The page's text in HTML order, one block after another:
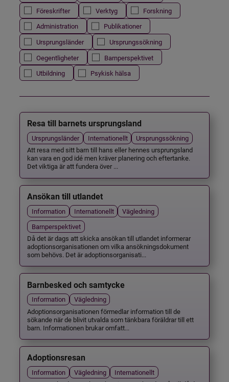
Föreskrifter
Verktyg
Forskning
Administration
Publikationer
Ursprungsländer
Ursprungssökning
Oegentligheter
Barnperspektivet
Utbildning
Psykisk hälsa
Resa till barnets ursprungsland
Ursprungsländer Internationellt
Ursprungssökning
Att resa med sitt barn till hans eller hennes ursprungsland
kan vara en god idé men kräver planering och eftertanke.
Det viktiga är att fundera över ...
Ansökan till utlandet
Information Internationellt
Vägledning
Barnperspektivet
Då det är dags att skicka ansökan till utlandet informerar
adoptionsorganisationen om vilka ansökningsdokument
som behövs. Det är adoptionsorganisati...
Barnbesked och samtycke
Information
Vägledning
Adoptionsorganisationen förmedlar information till de
sökande när de blivit utvalda som tänkbara föräldrar till ett
barn. Informationen brukar omfatt...
Adoptionsresan
Information Vägledning
Internationellt